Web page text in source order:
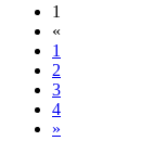
1
«
1
2
3
4
»